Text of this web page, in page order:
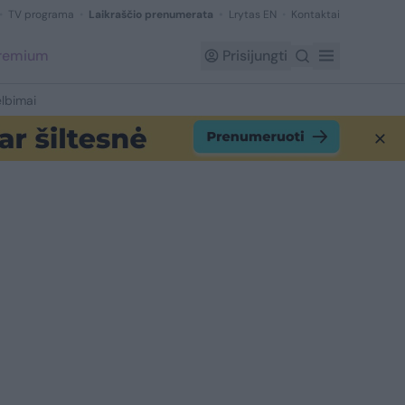
TV programa Laikraščio prenumerata Lrytas EN Kontaktai
Prisijungti